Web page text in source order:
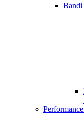
Bandi
Performance